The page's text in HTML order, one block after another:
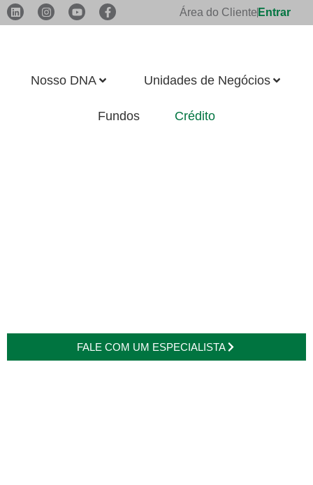
Área do Cliente Entrar
Nosso DNA Unidades de Negócios
Fundos Crédito
FALE COM UM ESPECIALISTA